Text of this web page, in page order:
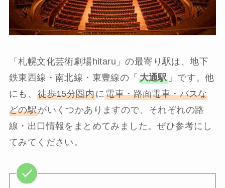
「札幌文化芸術劇場hitaru」の最寄り駅は、地下
鉄東西線・南北線・東豊線の「 大通駅」です。他
にも、徒歩15分圏内に電車・路面電車・バスな
どの駅がいくつかありますので、それぞれの路
線・出口情報をまとめてみました。ぜひ参考にし
てみてください。